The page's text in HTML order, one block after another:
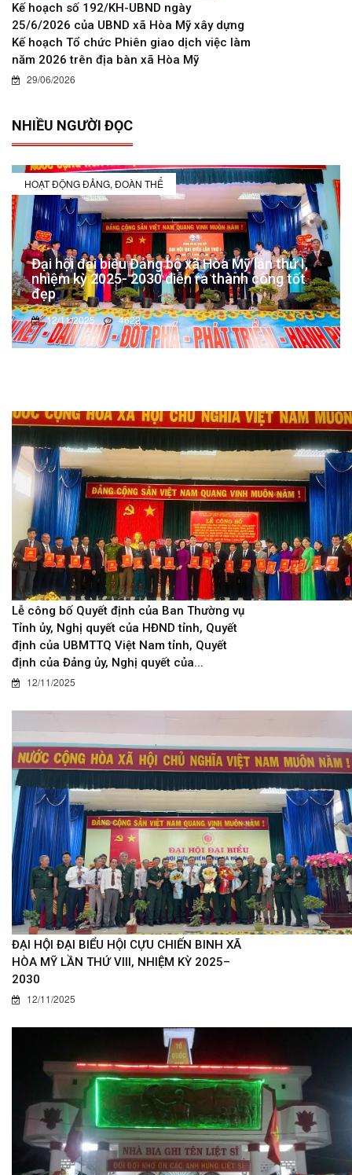
Kế hoạch số 192/KH-UBND ngày
25/6/2026 của UBND xã Hòa Mỹ xây dựng
Kế hoạch Tổ chức Phiên giao dịch việc làm
năm 2026 trên địa bàn xã Hòa Mỹ
29/06/2026
NHIỀU NGƯỜI ĐỌC
HOẠT ĐỘNG ĐẢNG, ĐOÀN THỂ
Đại hội đại biểu Đảng bộ xã Hòa Mỹ lần thứ I,
nhiệm kỳ 2025- 2030 diễn ra thành công tốt
đẹp
12/11/2025 4622
Lễ công bố Quyết định của Ban Thường vụ
Tỉnh ủy, Nghị quyết của HĐND tỉnh, Quyết
định của UBMTTQ Việt Nam tỉnh, Quyết
định của Đảng ủy, Nghị quyết của...
12/11/2025
ĐẠI HỘI ĐẠI BIỂU HỘI CỰU CHIẾN BINH XÃ
HÒA MỸ LẦN THỨ VIII, NHIỆM KỲ 2025–
2030
12/11/2025